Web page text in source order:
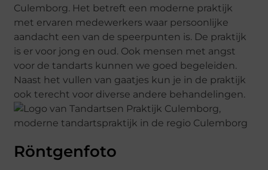
Culemborg. Het betreft een moderne praktijk
met ervaren medewerkers waar persoonlijke
aandacht een van de speerpunten is. De praktijk
is er voor jong en oud. Ook mensen met angst
voor de tandarts kunnen we goed begeleiden.
Naast het vullen van gaatjes kun je in de praktijk
ook terecht voor diverse andere behandelingen.
Röntgenfoto